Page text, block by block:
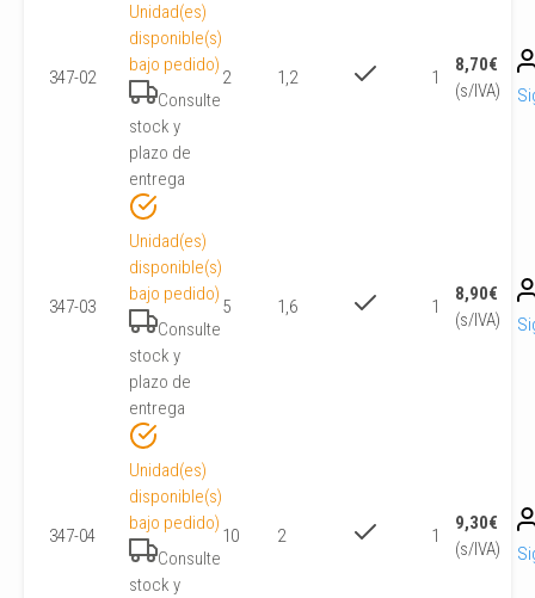
347-02
Unidad(es)
disponible(s)
bajo pedido)
Consulte
stock y
plazo de
entrega
2 1,2 1
8,70€
(s/IVA)
347-03
Unidad(es)
disponible(s)
bajo pedido)
Consulte
stock y
plazo de
entrega
5 1,6 1
8,90€
(s/IVA)
347-04
Unidad(es)
disponible(s)
bajo pedido)
Consulte
stock y
10 2 1
9,30€
(s/IVA)